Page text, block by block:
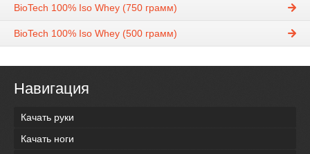
BioTech 100% Iso Whey (750 грамм)
BioTech 100% Iso Whey (500 грамм)
Навигация
Качать руки
Качать ноги